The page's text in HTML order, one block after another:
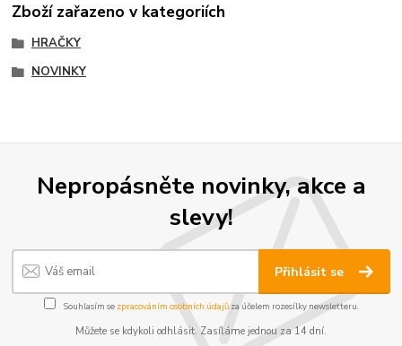
Zboží zařazeno v kategoriích
HRAČKY
NOVINKY
Nepropásněte novinky, akce a
slevy!
Přihlásit se
Souhlasím se zpracováním osobních údajůza účelem rozesílky newsletteru.
Můžete se kdykoli odhlásit. Zasíláme jednou za 14 dní.